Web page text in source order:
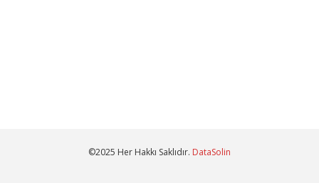
©2025 Her Hakkı Saklıdır. DataSolin